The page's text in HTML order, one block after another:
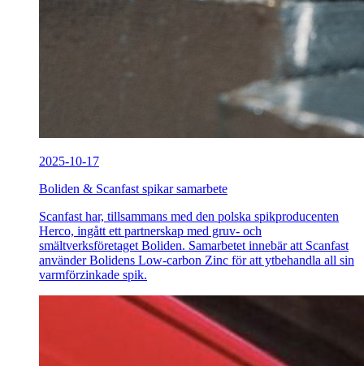
2025-10-17
Boliden & Scanfast spikar samarbete
Scanfast har, tillsammans med den polska spikproducenten
Herco, ingått ett partnerskap med gruv- och
smältverksföretaget Boliden. Samarbetet innebär att Scanfast
använder Bolidens Low-carbon Zinc för att ytbehandla all sin
varmförzinkade spik.